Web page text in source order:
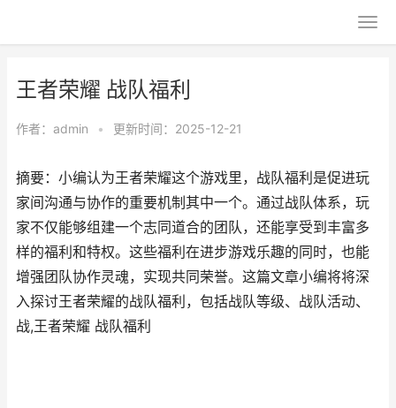
王者荣耀 战队福利
作者： admin • 更新时间：2025-12-21
摘要：小编认为王者荣耀这个游戏里，战队福利是促进玩
家间沟通与协作的重要机制其中一个。通过战队体系，玩
家不仅能够组建一个志同道合的团队，还能享受到丰富多
样的福利和特权。这些福利在进步游戏乐趣的同时，也能
增强团队协作灵魂，实现共同荣誉。这篇文章小编将将深
入探讨王者荣耀的战队福利，包括战队等级、战队活动、
战,王者荣耀 战队福利